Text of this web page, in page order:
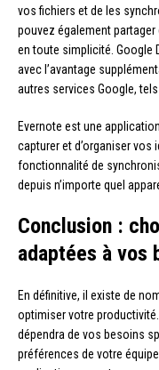
vos fichiers et de les
pouvez également
en toute simplicité.
avec l’avantage
autres services Google,
Evernote est une
capturer et d’organiser vos
fonctionnalité de
depuis n’importe quel
Conclusion :
adaptées à vos
En définitive, il existe de
optimiser votre
dépendra de vos besoins
préférences de votre